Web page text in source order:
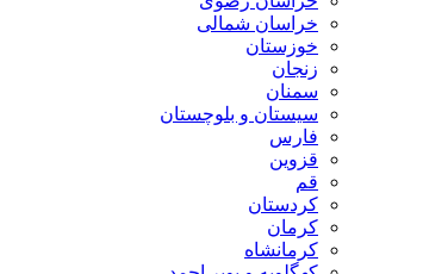
خراسان شمالی
خوزستان
زنجان
سمنان
سیستان و بلوچستان
فارس
قزوین
قم
کردستان
کرمان
کرمانشاه